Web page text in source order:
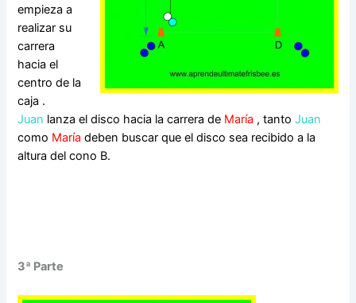
empieza a
realizar su
carrera
hacia el
centro de la
caja .
Juan lanza el disco hacia la carrera de María , tantoJuan
como María deben buscar que el disco sea recibido a la
altura del cono B.
3ª Parte